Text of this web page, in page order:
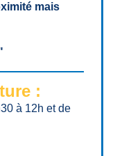
mais
:
à 12h et de